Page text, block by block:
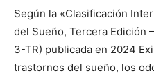
Según la «Clasificación
del Sueño, Tercera Edición
3-TR) publicada en 2024
trastornos del sueño, los